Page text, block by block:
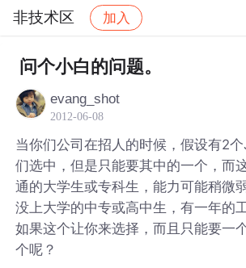
非技术区 加入
社区 非技术区
问个小白的问题。
evang_shot
2012-06-08
当你们公司在招人的时候，假设有2
们选中，但是只能要其中的一个，而
通的大学生或专科生，能力可能稍微
没上大学的中专或高中生，有一年的
如果这个让你来选择，而且只能要一
个呢？